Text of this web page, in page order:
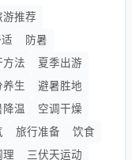
游推荐
防暑
方法
夏季出游
养生
避暑胜地
降温
空调干燥
旅行准备
饮食
理 三伏天运动